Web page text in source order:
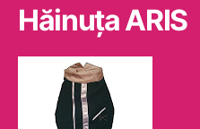
Hăinuţa ARIS